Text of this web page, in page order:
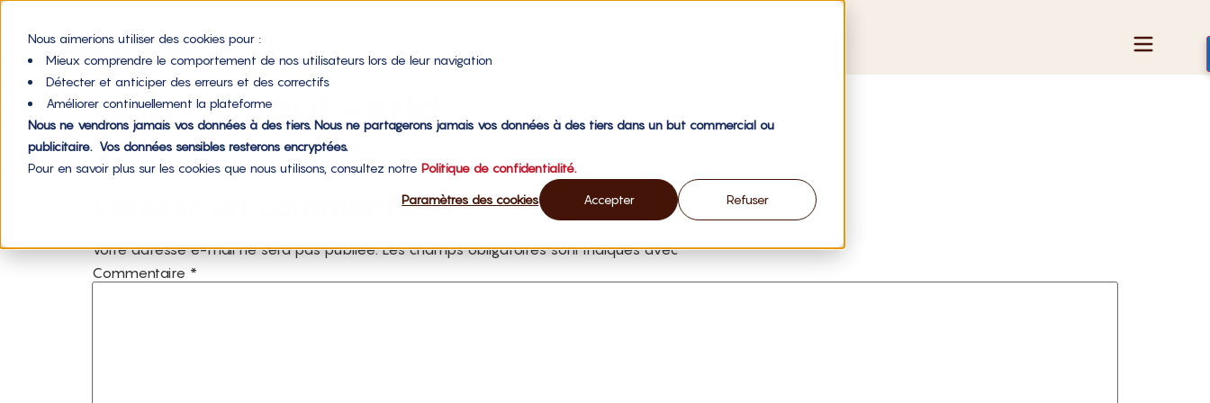
Nous aimerions utiliser des cookies pour :
Mieux comprendre le comportement de nos utilisateurs lors de leur navigation
Détecter et anticiper des erreurs et des correctifs
Améliorer continuellement la plateforme
Nous ne vendrons jamais vos données à des tiers. Nous ne partagerons jamais vos données à des tiers dans un but commercial ou
publicitaire. Vos données sensibles resterons encryptées.
Pour en savoir plus sur les cookies que nous utilisons, consultez notre Politique de confidentialité.
Paramètres des cookies Accepter Refuser
icon-layout-grid
Laisser un commentaire
Votre adresse e-mail ne sera pas publiée. Les champs obligatoires sont indiqués avec*
Commentaire *